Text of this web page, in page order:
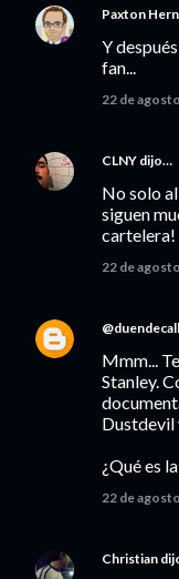
Paxton
Y
fan...
22 de
CLNY dijo…
No solo
siguen
cartelera!
22 de
Mmm...
Stanley.
Dustdevil
¿Qué es
22 de
Christian